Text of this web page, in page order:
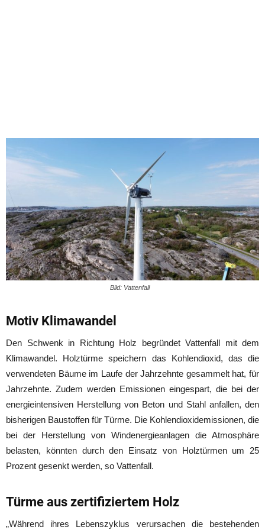
Bild: Vattenfall
Motiv Klimawandel
Den Schwenk in Richtung Holz begründet Vattenfall mit dem
Klimawandel. Holztürme speichern das Kohlendioxid, das die
verwendeten Bäume im Laufe der Jahrzehnte gesammelt hat, für
Jahrzehnte. Zudem werden Emissionen eingespart, die bei der
energieintensiven Herstellung von Beton und Stahl anfallen, den
bisherigen Baustoffen für Türme. Die Kohlendioxidemissionen, die
bei der Herstellung von Windenergieanlagen die Atmosphäre
belasten, könnten durch den Einsatz von Holztürmen um 25
Prozent gesenkt werden, so Vattenfall.
Türme aus zertifiziertem Holz
„Während ihres Lebenszyklus verursachen die bestehenden